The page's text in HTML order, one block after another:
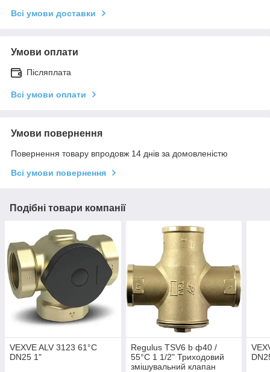
Всі умови доставки
Умови оплати
Післяплата
Всі умови оплати
Умови повернення
Повернення товару впродовж 14 днів за домовленістю
Всі умови повернення
Подібні товари компанії
VEXVE ALV 3123 61°C
DN25 1"
Regulus TSV6 b ф40 /
55°C 1 1/2" Триходовий
змішувальний клапан